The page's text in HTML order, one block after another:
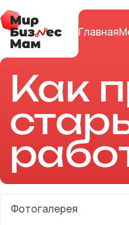
Главная
Как
Фотогалерея